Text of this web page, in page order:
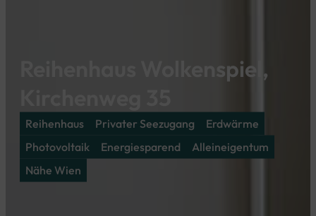
Reihenhaus Wolkenspiel,
Reihenhaus Privater Seezugang
Erdwärme
Photovoltaik
Energiesparend
Alleineigentum
Nähe Wien